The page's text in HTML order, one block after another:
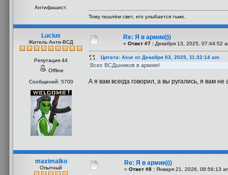
Антифашист.
Тому пошлём свет, кто улыбается тьме.
Lucius
Житель Анти-ВСД
Репутация 44
Offline
Сообщений: 5700
Re: Я в армии)))
« Ответ #7 : Декабря 13, 2025, 07:44:52
Цитата: Asur от Декабря 03, 2025, 11:32:14 am
Всех ВСДшников в армию!
А я вам всегда говорил, а вы ругались, я вам не
maximalko
Опытный
Re: Я в армии)))
« Ответ #8 : Января 21, 2026, 08:56:13